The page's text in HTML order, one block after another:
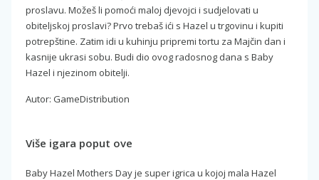
proslavu. Možeš li pomoći maloj djevojci i sudjelovati u
obiteljskoj proslavi? Prvo trebaš ići s Hazel u trgovinu i kupiti
potrepštine. Zatim idi u kuhinju pripremi tortu za Majčin dan i
kasnije ukrasi sobu. Budi dio ovog radosnog dana s Baby
Hazel i njezinom obitelji.
Autor: GameDistribution
Više igara poput ove
Baby Hazel Mothers Day je super igrica u kojoj mala Hazel